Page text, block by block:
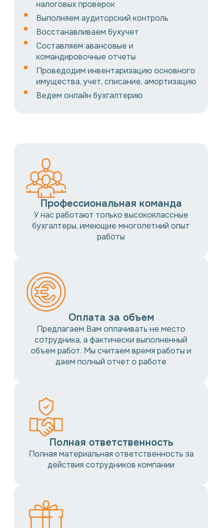
налоговых проверок
Выполняем аудиторский контроль
Восстанавливаем бухучет
Составляем авансовые и
командировочные отчеты
Проведодим инвентаризацию основного
имущества, учет, списание, амортизацию
Ведем онлайн бухгалтерию
Профессиональная команда
У нас работают только высококлассные
бухгалтеры, имеющие многолетний опыт
работы
Оплата за объем
Предлагаем Вам оплачивать не место
сотрудника, а фактически выполненный
объем работ. Мы считаем время работы и
даем полный отчет о работе
Полная ответственность
Полная материальная ответственность за
действия сотрудников компании